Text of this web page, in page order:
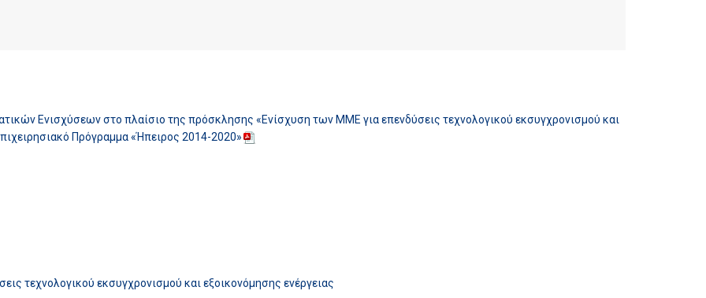
Ενισχύσεων στο πλαίσιο της πρόσκλησης «Ενίσχυση των ΜΜΕ για επενδύσεις τεχνολογικού εκσυγχρονισμού και
Πρόγραμμα «Ήπειρος 2014-2020»
τεχνολογικού εκσυγχρονισμού και εξοικονόμησης ενέργειας